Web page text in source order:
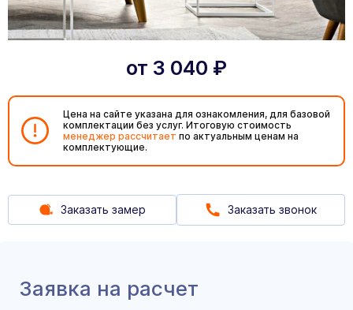
от 3 040 ₽
Цена на сайте указана для ознакомления, для базовой
комплектации без услуг. Итоговую стоимость
менеджер рассчитает по актуальным ценам на
комплектующие.
Заказать замер Заказать звонок
Заявка на расчет